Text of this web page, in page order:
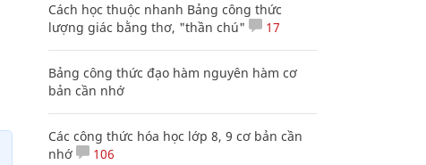
Cách học thuộc nhanh Bảng công thức
lượng giác bằng thơ, "thần chú"
17
Bảng công thức đạo hàm nguyên hàm cơ
bản cần nhớ
Các công thức hóa học lớp 8, 9 cơ bản cần
nhớ
106